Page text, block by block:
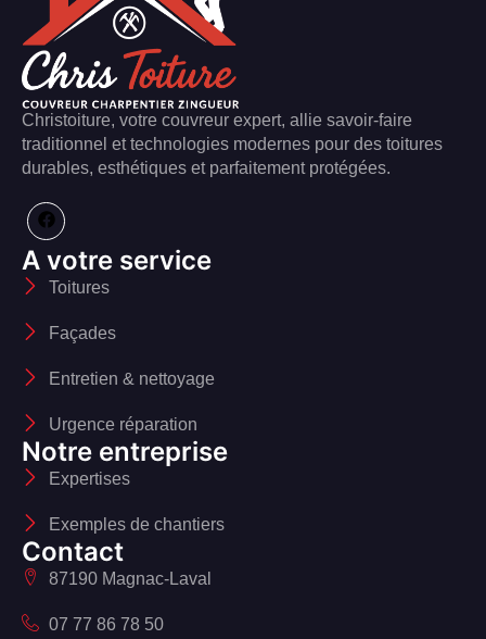
Christoiture, votre couvreur expert, allie savoir-faire
traditionnel et technologies modernes pour des toitures
durables, esthétiques et parfaitement protégées.
A votre service
Toitures
Façades
Entretien & nettoyage
Urgence réparation
Notre entreprise
Expertises
Exemples de chantiers
Contact
87190 Magnac-Laval
07 77 86 78 50